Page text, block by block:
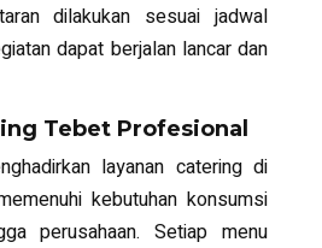
dilakukan sesuai jadwal
dapat berjalan lancar dan
Tebet Profesional
layanan catering di
kebutuhan konsumsi
perusahaan. Setiap menu